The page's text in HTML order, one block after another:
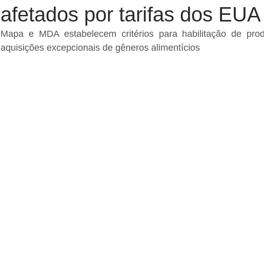
afetados por tarifas dos EUA
Mapa e MDA estabelecem critérios para habilitação de
aquisições excepcionais de gêneros alimentícios